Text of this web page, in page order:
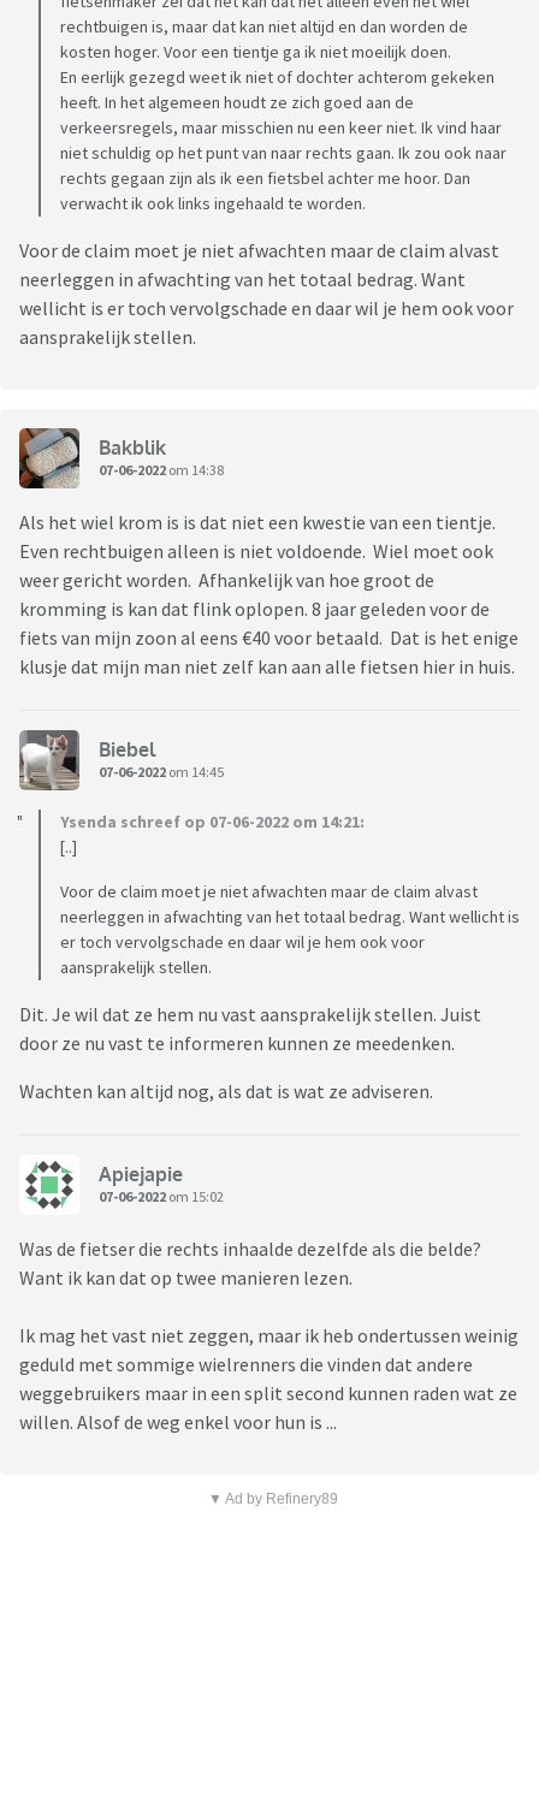
rechtbuigen is, maar dat kan niet altijd en dan worden de
kosten hoger. Voor een tientje ga ik niet moeilijk doen.
En eerlijk gezegd weet ik niet of dochter achterom gekeken
heeft. In het algemeen houdt ze zich goed aan de
verkeersregels, maar misschien nu een keer niet. Ik vind haar
niet schuldig op het punt van naar rechts gaan. Ik zou ook naar
rechts gegaan zijn als ik een fietsbel achter me hoor. Dan
verwacht ik ook links ingehaald te worden.
Voor de claim moet je niet afwachten maar de claim alvast
neerleggen in afwachting van het totaal bedrag. Want
wellicht is er toch vervolgschade en daar wil je hem ook voor
aansprakelijk stellen.
Bakblik
07-06-2022 om 14:38
Als het wiel krom is is dat niet een kwestie van een tientje.
Even rechtbuigen alleen is niet voldoende. Wiel moet ook
weer gericht worden. Afhankelijk van hoe groot de
kromming is kan dat flink oplopen. 8 jaar geleden voor de
fiets van mijn zoon al eens €40 voor betaald. Dat is het enige
klusje dat mijn man niet zelf kan aan alle fietsen hier in huis.
Biebel
07-06-2022 om 14:45
Ysenda schreef op 07-06-2022 om 14:21:
[..]
Voor de claim moet je niet afwachten maar de claim alvast
neerleggen in afwachting van het totaal bedrag. Want wellicht is
er toch vervolgschade en daar wil je hem ook voor
aansprakelijk stellen.
Dit. Je wil dat ze hem nu vast aansprakelijk stellen. Juist
door ze nu vast te informeren kunnen ze meedenken.
Wachten kan altijd nog, als dat is wat ze adviseren.
Apiejapie
07-06-2022 om 15:02
Was de fietser die rechts inhaalde dezelfde als die belde?
Want ik kan dat op twee manieren lezen.
Ik mag het vast niet zeggen, maar ik heb ondertussen weinig
geduld met sommige wielrenners die vinden dat andere
weggebruikers maar in een split second kunnen raden wat ze
willen. Alsof de weg enkel voor hun is ...
▼ Ad by Refinery89